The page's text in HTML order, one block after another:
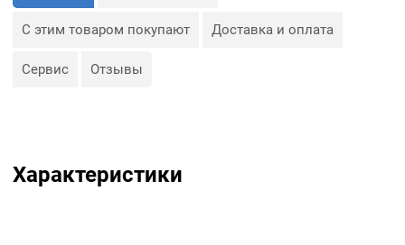
С этим товаром покупают Доставка и оплата
Сервис Отзывы
Характеристики